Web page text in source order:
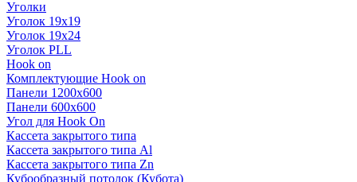
Уголки
Уголок 19х19
Уголок 19х24
Уголок PLL
Hook on
Комплектующие Hook on
Панели 1200х600
Панели 600х600
Угол для Hook On
Кассета закрытого типа
Кассета закрытого типа Al
Кассета закрытого типа Zn
Кубообразный потолок (Кубота)